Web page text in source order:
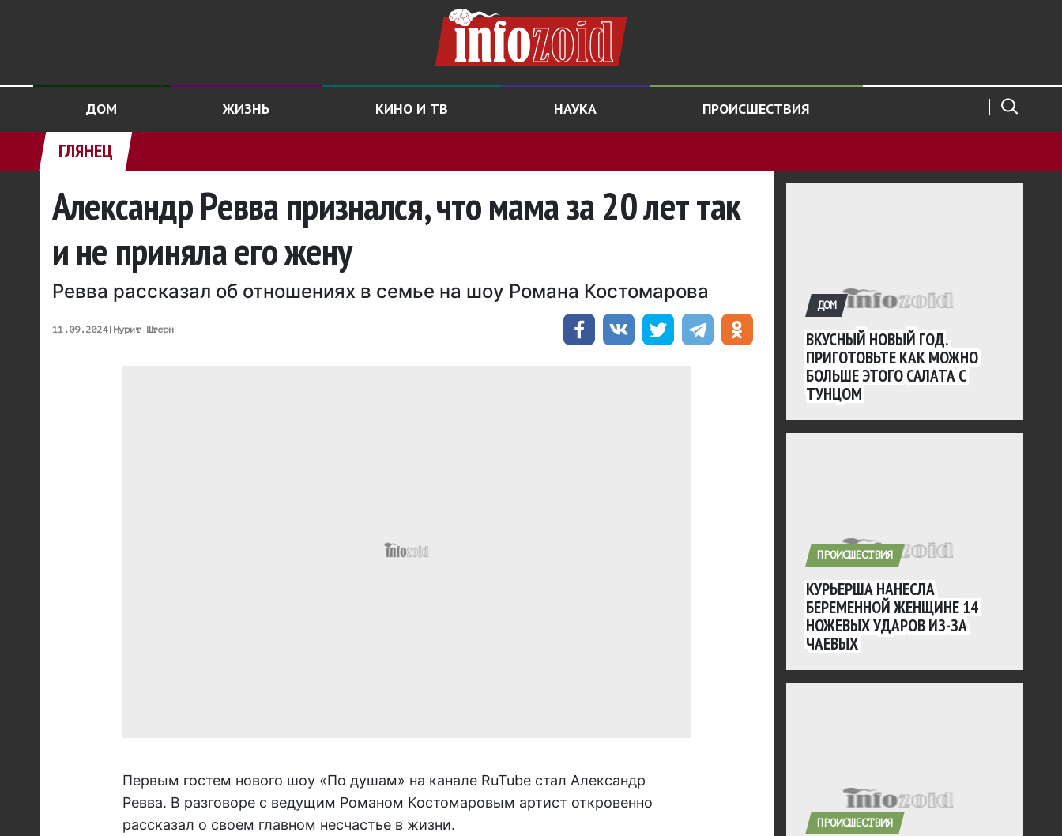
ДОМ ЖИЗНЬ КИНО И ТВ НАУКА ПРОИСШЕСТВИЯ
ГЛЯНЕЦ
Александр Ревва признался, что мама за 20 лет так
и не приняла его жену
Ревва рассказал об отношениях в семье на шоу Романа Костомарова
11.09.2024| Нурит Штерн
Первым гостем нового шоу «По душам» на канале RuTube стал Александр
Ревва. В разговоре с ведущим Романом Костомаровым артист откровенно
рассказал о своем главном несчастье в жизни.
ДОМ
ВКУСНЫЙ НОВЫЙ ГОД.
ПРИГОТОВЬТЕ КАК МОЖНО
БОЛЬШЕ ЭТОГО САЛАТА С
ТУНЦОМ
ПРОИСШЕСТВИЯ
КУРЬЕРША НАНЕСЛА
БЕРЕМЕННОЙ ЖЕНЩИНЕ 14
НОЖЕВЫХ УДАРОВ ИЗ-ЗА
ЧАЕВЫХ
ПРОИСШЕСТВИЯ